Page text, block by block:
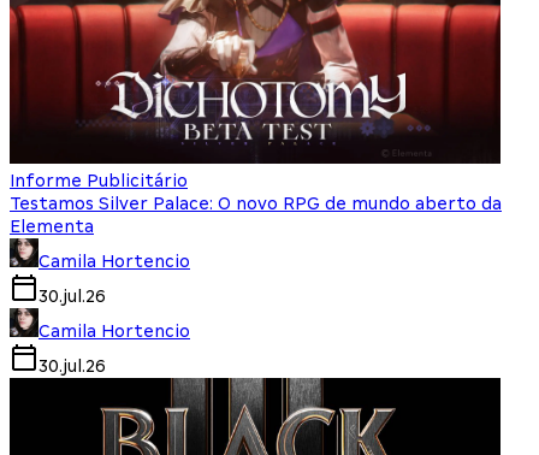
Informe Publicitário
Testamos Silver Palace: O novo RPG de mundo aberto da
Elementa
Camila Hortencio
30.jul.26
Camila Hortencio
30.jul.26